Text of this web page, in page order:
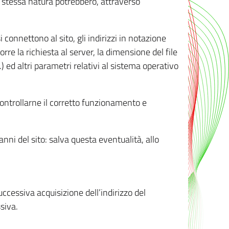
al sito, gli indirizzi in notazione
la richiesta al server, la dimensione del file
ed altri parametri relativi al sistema operativo
il corretto funzionamento e
del sito: salva questa eventualità, allo
acquisizione dell’indirizzo del